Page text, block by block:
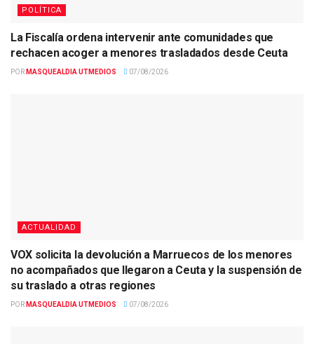
POLÍTICA
La Fiscalía ordena intervenir ante comunidades que
rechacen acoger a menores trasladados desde Ceuta
POR MASQUEALDIA UTMEDIOS 07/08/2026
ACTUALIDAD
VOX solicita la devolución a Marruecos de los menores
no acompañados que llegaron a Ceuta y la suspensión de
su traslado a otras regiones
POR MASQUEALDIA UTMEDIOS 07/08/2026